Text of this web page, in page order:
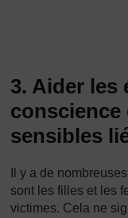
3. Aider les
sensibles
Il y a de
sont les filles et les
victimes. Cela ne